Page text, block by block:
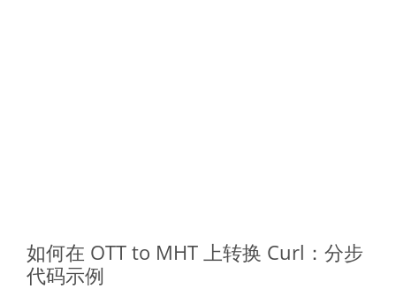
如何在 OTT to MHT 上转换 Curl：分步
代码示例